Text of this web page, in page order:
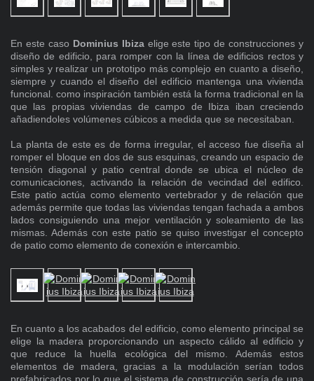
En este caso Dominius Ibizaelige este tipo de construcciones y
diseño de edificio, para romper con la línea de edificios rectos y
simples y realizar un prototipo más complejo en cuanto a diseño,
siempre y cuando el diseño del edificio mantenga una vivienda
funcional. como inspiración también está la forma tradicional en la
que las propias viviendas de campo de Ibiza iban creciendo
añadiendoles volúmenes cúbicos a medida que se necesitaban.
La planta de este es de forma irregular, el acceso fue diseña al
romper el bloque en dos de sus esquinas, creando un espacio de
tensión diagonal y patio central donde se ubica el núcleo de
comunicaciones, activando la relación de vecindad del edifico.
Este patio actúa como elemento vertebrador y de relación que
además permite que todas las viviendas tengan fachada a ambos
lados consiguiendo una mejor ventilación y soleamiento de las
mismas. Además con este patio se quiso investigar el concepto
de patio como elemento de conexión e intercambio.
En cuanto a los acabados del edificio, como elemento principal se
elige la madera proporcionando un aspecto cálido al edificio y
que reduce la huella ecológica del mismo. Además estos
elementos de madera, gracias a la modulación serían todos